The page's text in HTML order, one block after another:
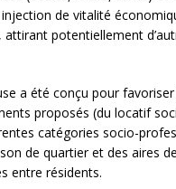
de vitalité
attirant potentiellement
a été conçu pour
proposés (du locatif
catégories socio-
de quartier et des aires
entre résidents.